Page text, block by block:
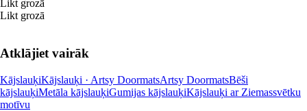
Likt grozā
Likt grozā
Atklājiet vairāk
KājslauķiKājslauķi · Artsy DoormatsArtsy DoormatsBēši
kājslauķiMetāla kājslauķiGumijas kājslauķiKājslauķi ar Ziemassvētku
motīvu